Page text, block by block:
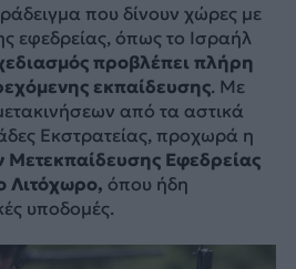
που δίνουν χώρες με
εφεδρείας, όπως το Ισραήλ
προβλέπει πλήρη
εκπαίδευσης. Με
από τα αστικά
Εκστρατείας, προχωρά η
Μετεκπαίδευσης Εφεδρείας
Λιτόχωρο, όπου ήδη
υποδομές.